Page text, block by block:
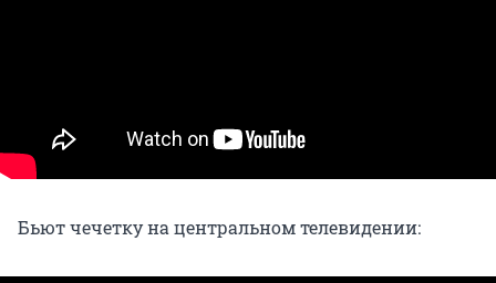
Бьют чечетку на центральном телевидении: